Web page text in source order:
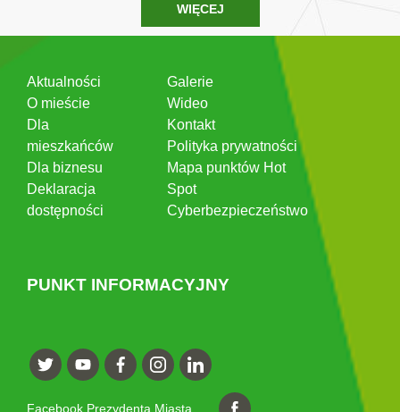
WIĘCEJ
Aktualności
O mieście
Dla
mieszkańców
Dla biznesu
Deklaracja
dostępności
Galerie
Wideo
Kontakt
Polityka prywatności
Mapa punktów Hot
Spot
Cyberbezpieczeństwo
PUNKT INFORMACYJNY
Facebook Prezydenta Miasta